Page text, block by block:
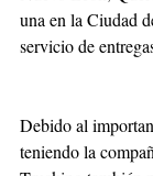
una en la Ciudad
servicio de
Debido al
teniendo la